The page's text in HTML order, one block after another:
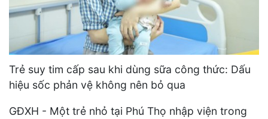
Trẻ suy tim cấp sau khi dùng sữa công thức: Dấu
hiệu sốc phản vệ không nên bỏ qua
GĐXH - Một trẻ nhỏ tại Phú Thọ nhập viện trong